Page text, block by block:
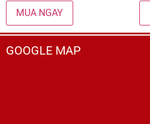
MUA NGAY
GOOGLE MAP